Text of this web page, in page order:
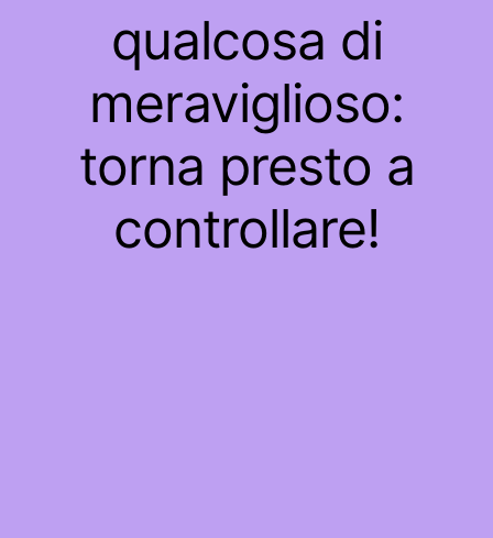
qualcosa di
meraviglioso:
torna presto a
controllare!